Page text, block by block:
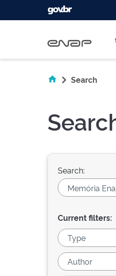
Search
Search:
Current filters: